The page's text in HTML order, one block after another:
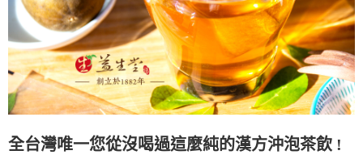
全台灣唯一您從沒喝過這麼純的漢方沖泡茶飲 !